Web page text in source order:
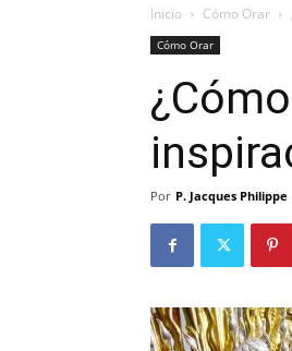
Inicio Cómo Orar
Cómo Orar
Por P. Jacques Philippe